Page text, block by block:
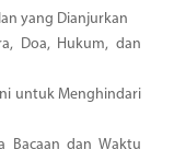
yang Dianjurkan
Doa, Hukum, dan
untuk Menghindari
Bacaan dan Waktu